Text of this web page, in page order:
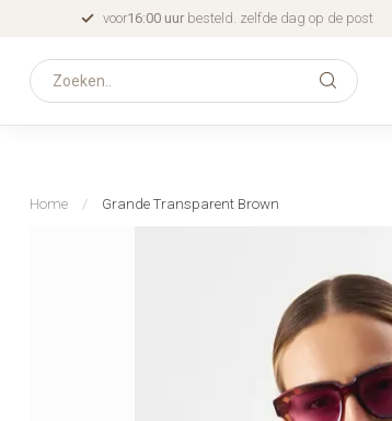
voor16:00 uur besteld. zelfde dag op de post
Home / Grande Transparent Brown